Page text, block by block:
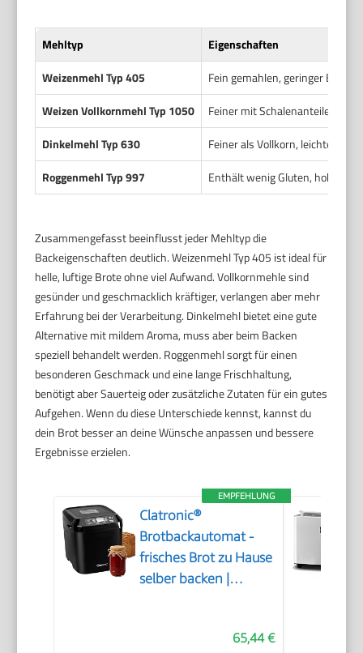
Mehltyp
Eigenschaften
Weizenmehl Typ 405
Fein gemahlen, geringer
Weizen Vollkornmehl Typ 1050
Feiner mit Schalenanteilen,
Dinkelmehl Typ 630
Feiner als Vollkorn, leichter
Roggenmehl Typ 997
Enthält wenig Gluten, hoher
Zusammengefasst beeinflusst jeder Mehltyp die
Backeigenschaften deutlich. Weizenmehl Typ 405 ist ideal für
helle, luftige Brote ohne viel Aufwand. Vollkornmehle sind
gesünder und geschmacklich kräftiger, verlangen aber mehr
Erfahrung bei der Verarbeitung. Dinkelmehl bietet eine gute
Alternative mit mildem Aroma, muss aber beim Backen
speziell behandelt werden. Roggenmehl sorgt für einen
besonderen Geschmack und eine lange Frischhaltung,
benötigt aber Sauerteig oder zusätzliche Zutaten für ein gutes
Aufgehen. Wenn du diese Unterschiede kennst, kannst du
dein Brot besser an deine Wünsche anpassen und bessere
Ergebnisse erzielen.
EMPFEHLUNG
Clatronic®
Brotbackautomat -
frisches Brot zu Hause
selber backen |
Warmhaltefunktion |
65,44 €